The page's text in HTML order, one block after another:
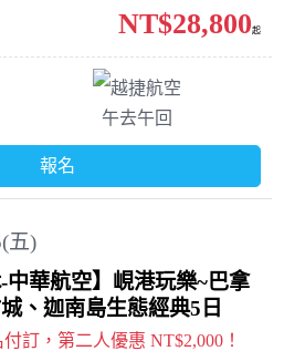
越捷航空
午去午回
NT$28,800起
報名
五)
-中華航空】峴港玩樂~巴拿
、迦南島生態經典5日
訂，第二人優惠 NT$2,000！